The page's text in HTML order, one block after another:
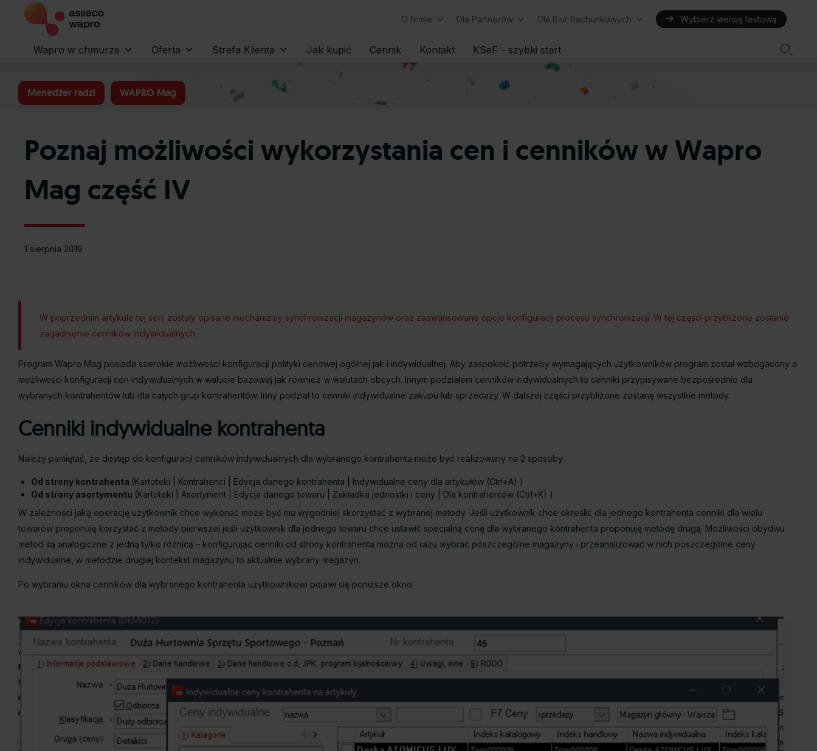
O firmie Dla Partnerów Dla Biur Rachunkowych Wybierz wersję testową
to
content
Wapro w chmurze Oferta Strefa Klienta Jak kupić Cennik Kontakt KSeF - szybki start 
Menedżer radzi WAPRO Mag
Poznaj możliwości wykorzystania cen i cenników w Wapro
Mag część IV
1 sierpnia 2019
W poprzednim artykule tej serii zostały opisane mechanizmy synchronizacji magazynów oraz zaawansowane opcje konfiguracji procesu synchronizacji. W tej części przybliżone zostanie
zagadnienie cenników indywidualnych.
Program Wapro Mag posiada szerokie możliwości konfiguracji polityki cenowej ogólnej jak i indywidualnej. Aby zaspokoić potrzeby wymagających użytkowników program został wzbogacony o
możliwości konfiguracji cen indywidualnych w walucie bazowej jak również w walutach obcych. Innym podziałem cenników indywidualnych to cenniki przypisywane bezpośrednio dla
wybranych kontrahentów lub dla całych grup kontrahentów. Inny podział to cenniki indywidualne zakupu lub sprzedaży. W dalszej części przybliżone zostaną wszystkie metody.
Cenniki indywidualne kontrahenta
Należy pamiętać, że dostęp do konfiguracji cenników indywidualnych dla wybranego kontrahenta może być realizowany na 2 sposoby:
Od strony kontrahenta (Kartoteki | Kontrahenci | Edycja danego kontrahenta | Indywidualne ceny dla artykułów (Ctrl+A) )
Od strony asortymentu (Kartoteki | Asortyment | Edycja danego towaru | Zakładka jednostki i ceny | Dla kontrahentów (Ctrl+K) )
W zależności jaką operację użytkownik chce wykonać może być mu wygodniej skorzystać z wybranej metody. Jeśli użytkownik chce określić dla jednego kontrahenta cenniki dla wielu
towarów proponuję korzystać z metody pierwszej jeśli użytkownik dla jednego towaru chce ustawić specjalną cenę dla wybranego kontrahenta proponuję metodę drugą. Możliwości obydwu
metod są analogiczne z jedną tylko różnicą – konfigurując cenniki od strony kontrahenta można od razu wybrać poszczególne magazyny i przeanalizować w nich poszczególne ceny
indywidualne, w metodzie drugiej kontekst magazynu to aktualnie wybrany magazyn.
Po wybraniu okna cenników dla wybranego kontrahenta użytkownikowi pojawi się poniższe okno: